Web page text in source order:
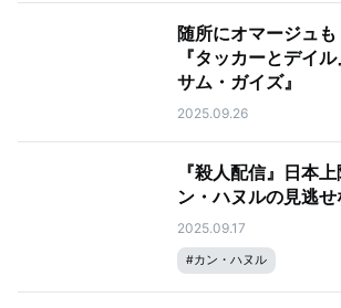
随所にオマージュ
『タッカーとデイ
サム・ガイズ』
2025.09.26
『殺人配信』日本
ン・ハヌルの見逃
2025.09.17
#カン・ハヌル